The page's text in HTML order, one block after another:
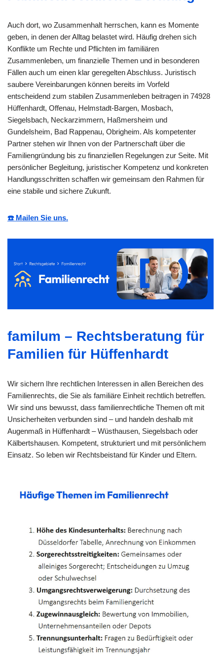
Auch dort, wo Zusammenhalt herrschen, kann es Momente
geben, in denen der Alltag belastet wird. Häufig drehen sich
Konflikte um Rechte und Pflichten im familiären
Zusammenleben, um finanzielle Themen und in besonderen
Fällen auch um einen klar geregelten Abschluss. Juristisch
saubere Vereinbarungen können bereits im Vorfeld
entscheidend zum stabilen Zusammenleben beitragen in 74928
Hüffenhardt, Offenau, Helmstadt-Bargen, Mosbach,
Siegelsbach, Neckarzimmern, Haßmersheim und
Gundelsheim, Bad Rappenau, Obrigheim. Als kompetenter
Partner stehen wir Ihnen von der Partnerschaft über die
Familiengründung bis zu finanziellen Regelungen zur Seite. Mit
persönlicher Begleitung, juristischer Kompetenz und konkreten
Handlungsschritten schaffen wir gemeinsam den Rahmen für
eine stabile und sichere Zukunft.
☎️ Mailen Sie uns.
familum – Rechtsberatung für
Familien für Hüffenhardt
Wir sichern Ihre rechtlichen Interessen in allen Bereichen des
Familienrechts, die Sie als familiäre Einheit rechtlich betreffen.
Wir sind uns bewusst, dass familienrechtliche Themen oft mit
Unsicherheiten verbunden sind – und handeln deshalb mit
Augenmaß in Hüffenhardt – Wüsthausen, Siegelsbach oder
Kälbertshausen. Kompetent, strukturiert und mit persönlichem
Einsatz. So leben wir Rechtsbeistand für Kinder und Eltern.